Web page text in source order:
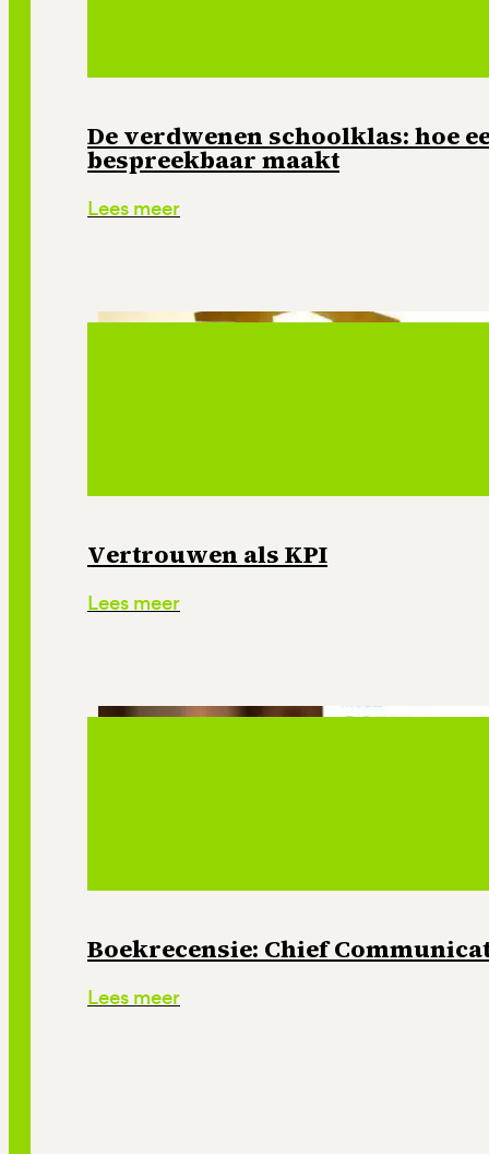
De verdwenen schoolklas: hoe
bespreekbaar maakt
Lees meer
Vertrouwen als KPI
Lees meer
Boekrecensie: Chief
Lees meer